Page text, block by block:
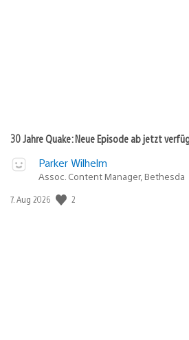
30 Jahre Quake: Neue Episode ab jetzt
Parker Wilhelm
Assoc. Content Manager, Bethesda
Veröffentlichungsdatum:
7. Aug 2026 2